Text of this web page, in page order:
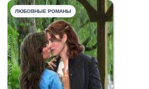
ЛЮБОВНЫЕ РОМАНЫ